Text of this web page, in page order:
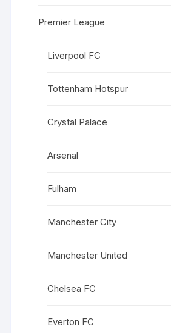
Premier League
Liverpool FC
Tottenham Hotspur
Crystal Palace
Arsenal
Fulham
Manchester City
Manchester United
Chelsea FC
Everton FC